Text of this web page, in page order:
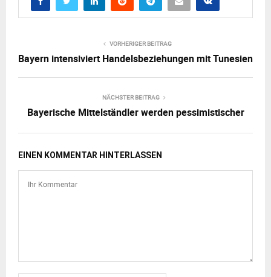
VORHERIGER BEITRAG
Bayern intensiviert Handelsbeziehungen mit Tunesien
NÄCHSTER BEITRAG
Bayerische Mittelständler werden pessimistischer
EINEN KOMMENTAR HINTERLASSEN